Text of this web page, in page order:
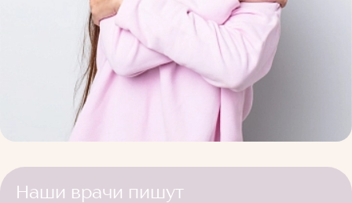
Наши врачи пишут